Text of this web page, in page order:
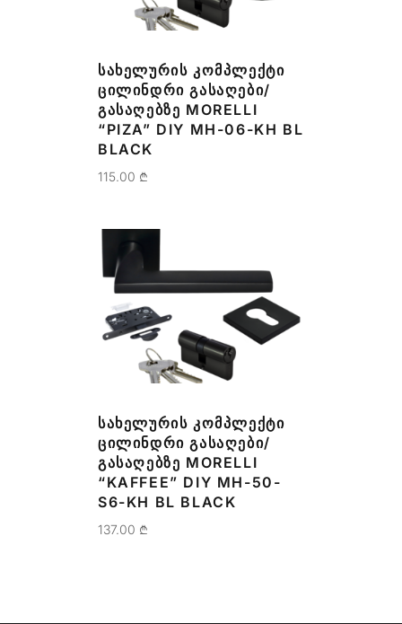
ᲡᲐᲮᲔᲚᲣᲠᲘᲡ ᲙᲝᲛᲞᲚᲔᲥᲢᲘ
ᲪᲘᲚᲘᲜᲓᲠᲘ ᲒᲐᲡᲐᲦᲔᲑᲘ/
ᲒᲐᲡᲐᲦᲔᲑᲖᲔ MORELLI
“PIZA” DIY MH-06-KH BL
BLACK
115.00 ₾
ᲡᲐᲮᲔᲚᲣᲠᲘᲡ ᲙᲝᲛᲞᲚᲔᲥᲢᲘ
ᲪᲘᲚᲘᲜᲓᲠᲘ ᲒᲐᲡᲐᲦᲔᲑᲘ/
ᲒᲐᲡᲐᲦᲔᲑᲖᲔ MORELLI
“KAFFEE” DIY MH-50-
S6-KH BL BLACK
137.00 ₾